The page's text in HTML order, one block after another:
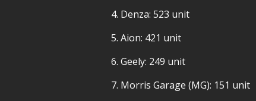
4. Denza: 523 unit
5. Aion: 421 unit
6. Geely: 249 unit
7. Morris Garage (MG): 151 unit